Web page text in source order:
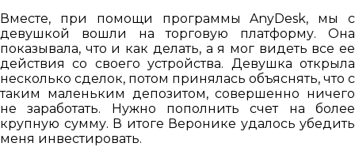
Вместе, при помощи программы AnyDesk, мы с
девушкой вошли на торговую платформу. Она
показывала, что и как делать, а я мог видеть все ее
действия со своего устройства. Девушка открыла
несколько сделок, потом принялась объяснять, что с
таким маленьким депозитом, совершенно ничего
не заработать. Нужно пополнить счет на более
крупную сумму. В итоге Веронике удалось убедить
меня инвестировать.